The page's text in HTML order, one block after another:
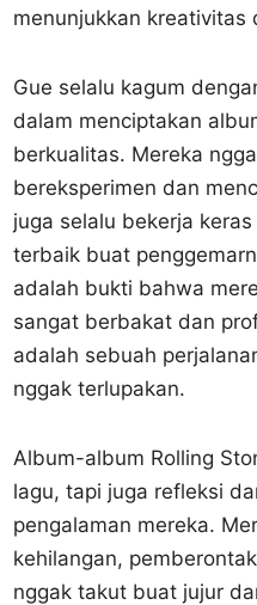
menunjukkan kreativitas
Gue selalu kagum
dalam menciptakan
berkualitas. Mereka
bereksperimen dan
juga selalu bekerja
terbaik buat
adalah bukti bahwa
sangat berbakat dan
adalah sebuah
nggak terlupakan.
Album-album Rolling
lagu, tapi juga refleksi
pengalaman mereka.
kehilangan,
nggak takut buat jujur